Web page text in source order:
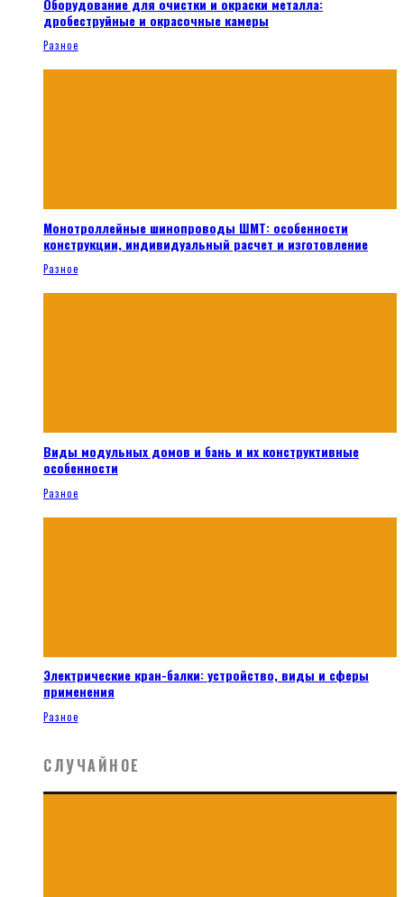
дробеструйные и окрасочные камеры
Разное
Монотроллейные шинопроводы ШМТ: особенности
конструкции, индивидуальный расчет и изготовление
Разное
Виды модульных домов и бань и их конструктивные
особенности
Разное
Электрические кран-балки: устройство, виды и сферы
применения
Разное
СЛУЧАЙНОЕ